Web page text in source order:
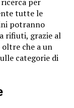
tutte le
potranno
rifiuti, grazie al
che a un
categorie di